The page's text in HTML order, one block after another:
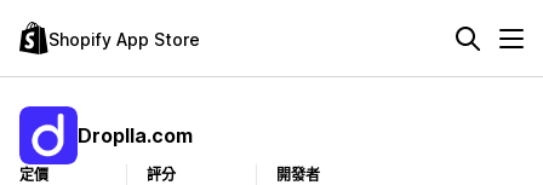
Shopify App Store
Droplla.com
定價
評分
開發者